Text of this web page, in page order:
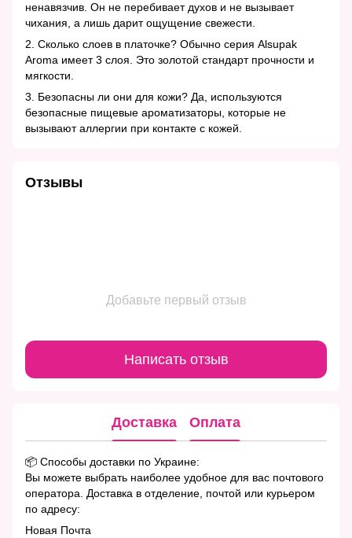
ненавязчив. Он не перебивает духов и не вызывает
чихания, а лишь дарит ощущение свежести.
2. Сколько слоев в платочке? Обычно серия Alsupak
Aroma имеет 3 слоя. Это золотой стандарт прочности и
мягкости.
3. Безопасны ли они для кожи? Да, используются
безопасные пищевые ароматизаторы, которые не
вызывают аллергии при контакте с кожей.
Отзывы
Добавьте первый отзыв
Написать отзыв
Доставка Оплата
📦 Способы доставки по Украине:
Вы можете выбрать наиболее удобное для вас почтового
оператора. Доставка в отделение, почтой или курьером
по адресу:
Новая Почта